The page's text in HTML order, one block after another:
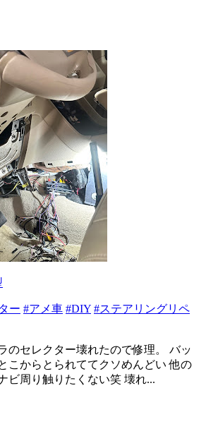
ー #アメ車 #DIY #ステアリングリペ
のセレクター壊れたので修理。 バッ
こからとられててクソめんどい 他の
ビ周り触りたくない笑 壊れ...